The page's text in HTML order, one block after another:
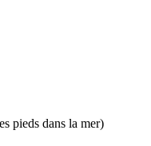
pieds dans la mer)